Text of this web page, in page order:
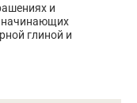
и
начинающих
глиной и